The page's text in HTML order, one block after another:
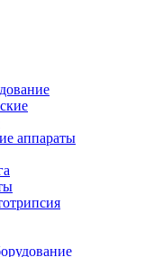
аппараты